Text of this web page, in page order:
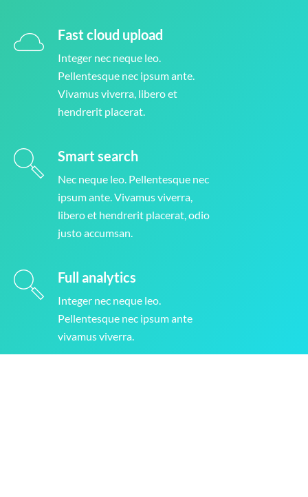
Fast cloud upload
Integer nec neque leo.
Pellentesque nec ipsum ante.
Vivamus viverra, libero et
hendrerit placerat.
Smart search
Nec neque leo. Pellentesque nec
ipsum ante. Vivamus viverra,
libero et hendrerit placerat, odio
justo accumsan.
Full analytics
Integer nec neque leo.
Pellentesque nec ipsum ante
vivamus viverra.